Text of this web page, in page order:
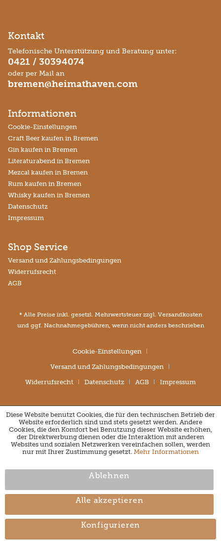
Kontakt
Telefonische Unterstützung und Beratung unter:
0421 / 30394074
oder per Mail an
bremen@heimathaven.com
Informationen
Cookie-Einstellungen
Craft Beer kaufen in Bremen
Gin kaufen in Bremen
Literaturabend in Bremen
Mezcal kaufen in Bremen
Rum kaufen in Bremen
Whisky kaufen in Bremen
Datenschutz
Impressum
Shop Service
Versand und Zahlungsbedingungen
Widerrufsrecht
AGB
* Alle Preise inkl. gesetzl. Mehrwertsteuer zzgl. Versandkosten
und ggf. Nachnahmegebühren, wenn nicht anders beschrieben
Cookie-Einstellungen
Versand und Zahlungsbedingungen
Widerrufsrecht Datenschutz AGB Impressum
Diese Website benutzt Cookies, die für den technischen Betrieb der
Website erforderlich sind und stets gesetzt werden. Andere
Cookies, die den Komfort bei Benutzung dieser Website erhöhen,
der Direktwerbung dienen oder die Interaktion mit anderen
Websites und sozialen Netzwerken vereinfachen sollen, werden
nur mit Ihrer Zustimmung gesetzt. Mehr Informationen
Ablehnen
Alle akzeptieren
Konfigurieren